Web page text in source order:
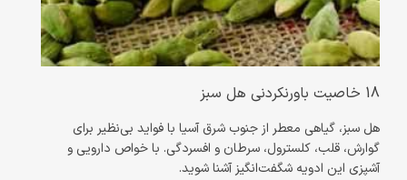
18 خاصیت باورنکردنی هل سبز
هل سبز، گیاهی معطر از جنوب شرق آسیا با فواید بی‌نظیر برای
گوارش، قلب، کلسترول، سرطان و افسردگی. با خواص دارویی و
آشپزی این ادویه شگفت‌انگیز آشنا شوید.